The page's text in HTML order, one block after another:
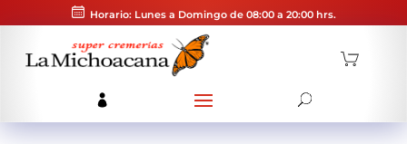
Horario: Lunes a Domingo de 08:00 a 20:00 hrs.